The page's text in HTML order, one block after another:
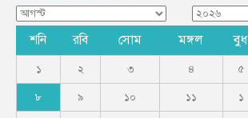
শনি রবি সোম মঙ্গল বুধ
১ ২ ৩ ৪ ৫
৮ ৯ ১০ ১১ ১